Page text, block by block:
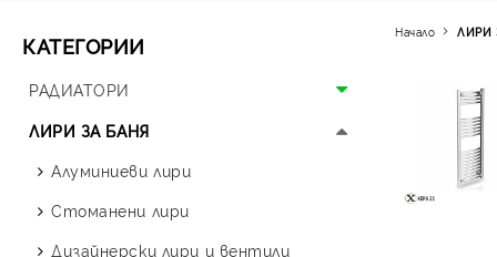
КАТЕГОРИИ
РАДИАТОРИ
Алуминиеви радиатори
Панелни радиатори
Аксесоари за радиатори
Дизайнерски радиатори
ЛИРИ ЗА БАНЯ
Алуминиеви лири
Стоманени лири
Дизайнерски лири и вентили
Начало ЛИРИ